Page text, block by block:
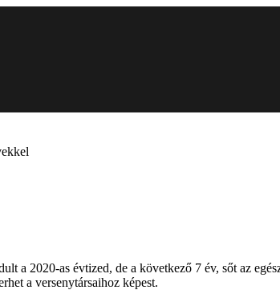
a 2020-as évtized, de a következő 7 év, sőt az
a versenytársaihoz képest.